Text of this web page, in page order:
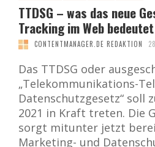
TTDSG – was das neue
Tracking im Web bedeutet
CONTENTMANAGER.DE REDAKTION
Das TTDSG oder
„Telekommunikations-
Datenschutzgesetz“ soll
2021 in Kraft treten. Die
sorgt mitunter jetzt
Marketing- und